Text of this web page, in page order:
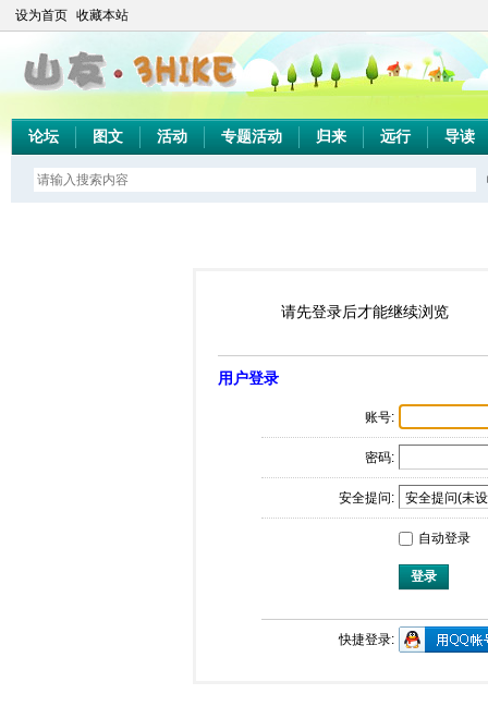
设为首页 收藏本站
论坛 图文 活动 专题活动 归来 远行 导读
请先登录后才能继续浏览
用户登录
账号:
密码:
安全提问:
自动登录
登录
快捷登录: